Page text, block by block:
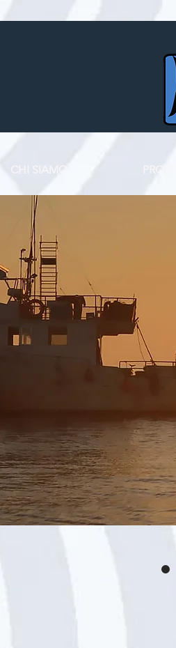
CHI SIAMO